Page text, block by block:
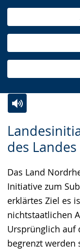
des Landes
Das Land
Initiative zum
erklärtes Ziel es
nichtstaatlichen
Ursprünglich auf
begrenzt werden
Leichten
Sprache
Audio-
Unterstützung.
Video
in
Gebärdensprache
wird
angezeigt.